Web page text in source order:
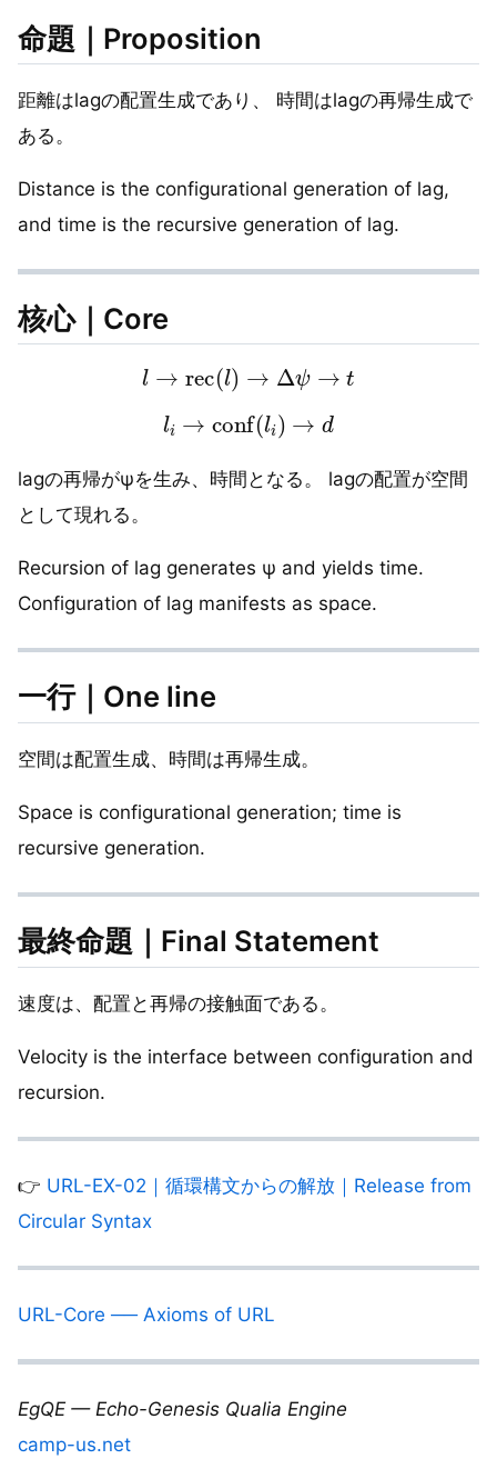
命題｜Proposition
距離はlagの配置生成であり、 時間はlagの再帰生成で
ある。
Distance is the configurational generation of lag,
and time is the recursive generation of lag.
核心｜Core
→rec(l → Δψ→
t
→ conf(l ) →d
lagの再帰がψを生み、時間となる。 lagの配置が空間
として現れる。
Recursion of lag generates ψ and yields time.
Configuration of lag manifests as space.
一行｜One line
空間は配置生成、時間は再帰生成。
Space is configurational generation; time is
recursive generation.
最終命題｜Final Statement
速度は、配置と再帰の接触面である。
Velocity is the interface between configuration and
recursion.
👉 URL-EX-02｜循環構文からの解放｜Release from
Circular Syntax
URL-Core ── Axioms of URL
EgQE — Echo-Genesis Qualia Engine
camp-us.net